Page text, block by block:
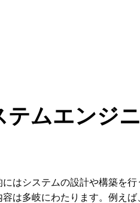
ムエンジ
はシステムの設計や構築を
は多岐にわたります。例え